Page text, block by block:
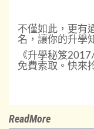
不僅如此，更有
名，讓你的升學
《升學秘笈
免費索取。快來
ReadMore